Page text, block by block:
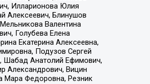
Илларионова Юлия
Алексеевич, Блинушов
Валентина
Голубева Елена
Екатерина Алексеевна,
Подузов Сергей
Шабад Анатолий Ефимович,
Александрович, Вицин
Мара Федоровна, Резник